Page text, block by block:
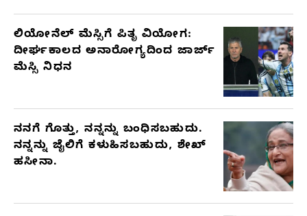
ಲಿಯೋನೆಲ್ ಮೆಸ್ಸಿಗೆ ಪಿತೃ ವಿಯೋಗ:
ದೀರ್ಘಕಾಲದ ಅನಾರೋಗ್ಯದಿಂದ ಜಾರ್ಜ್
ಮೆಸ್ಸಿ ನಿಧನ
ನನಗೆ ಗೊತ್ತು, ನನ್ನನ್ನು ಬಂಧಿಸಬಹುದು.
ನನ್ನನ್ನು ಜೈಲಿಗೆ ಕಳುಹಿಸಬಹುದು, ಶೇಖ್
ಹಸೀನಾ.